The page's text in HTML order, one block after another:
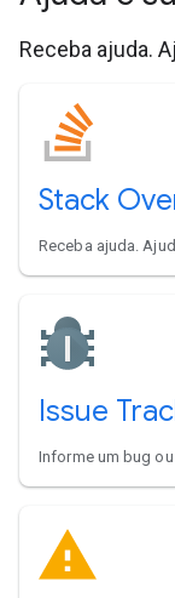
Receba ajuda.
Stack
Receba ajuda.
Issue
Informe um bug